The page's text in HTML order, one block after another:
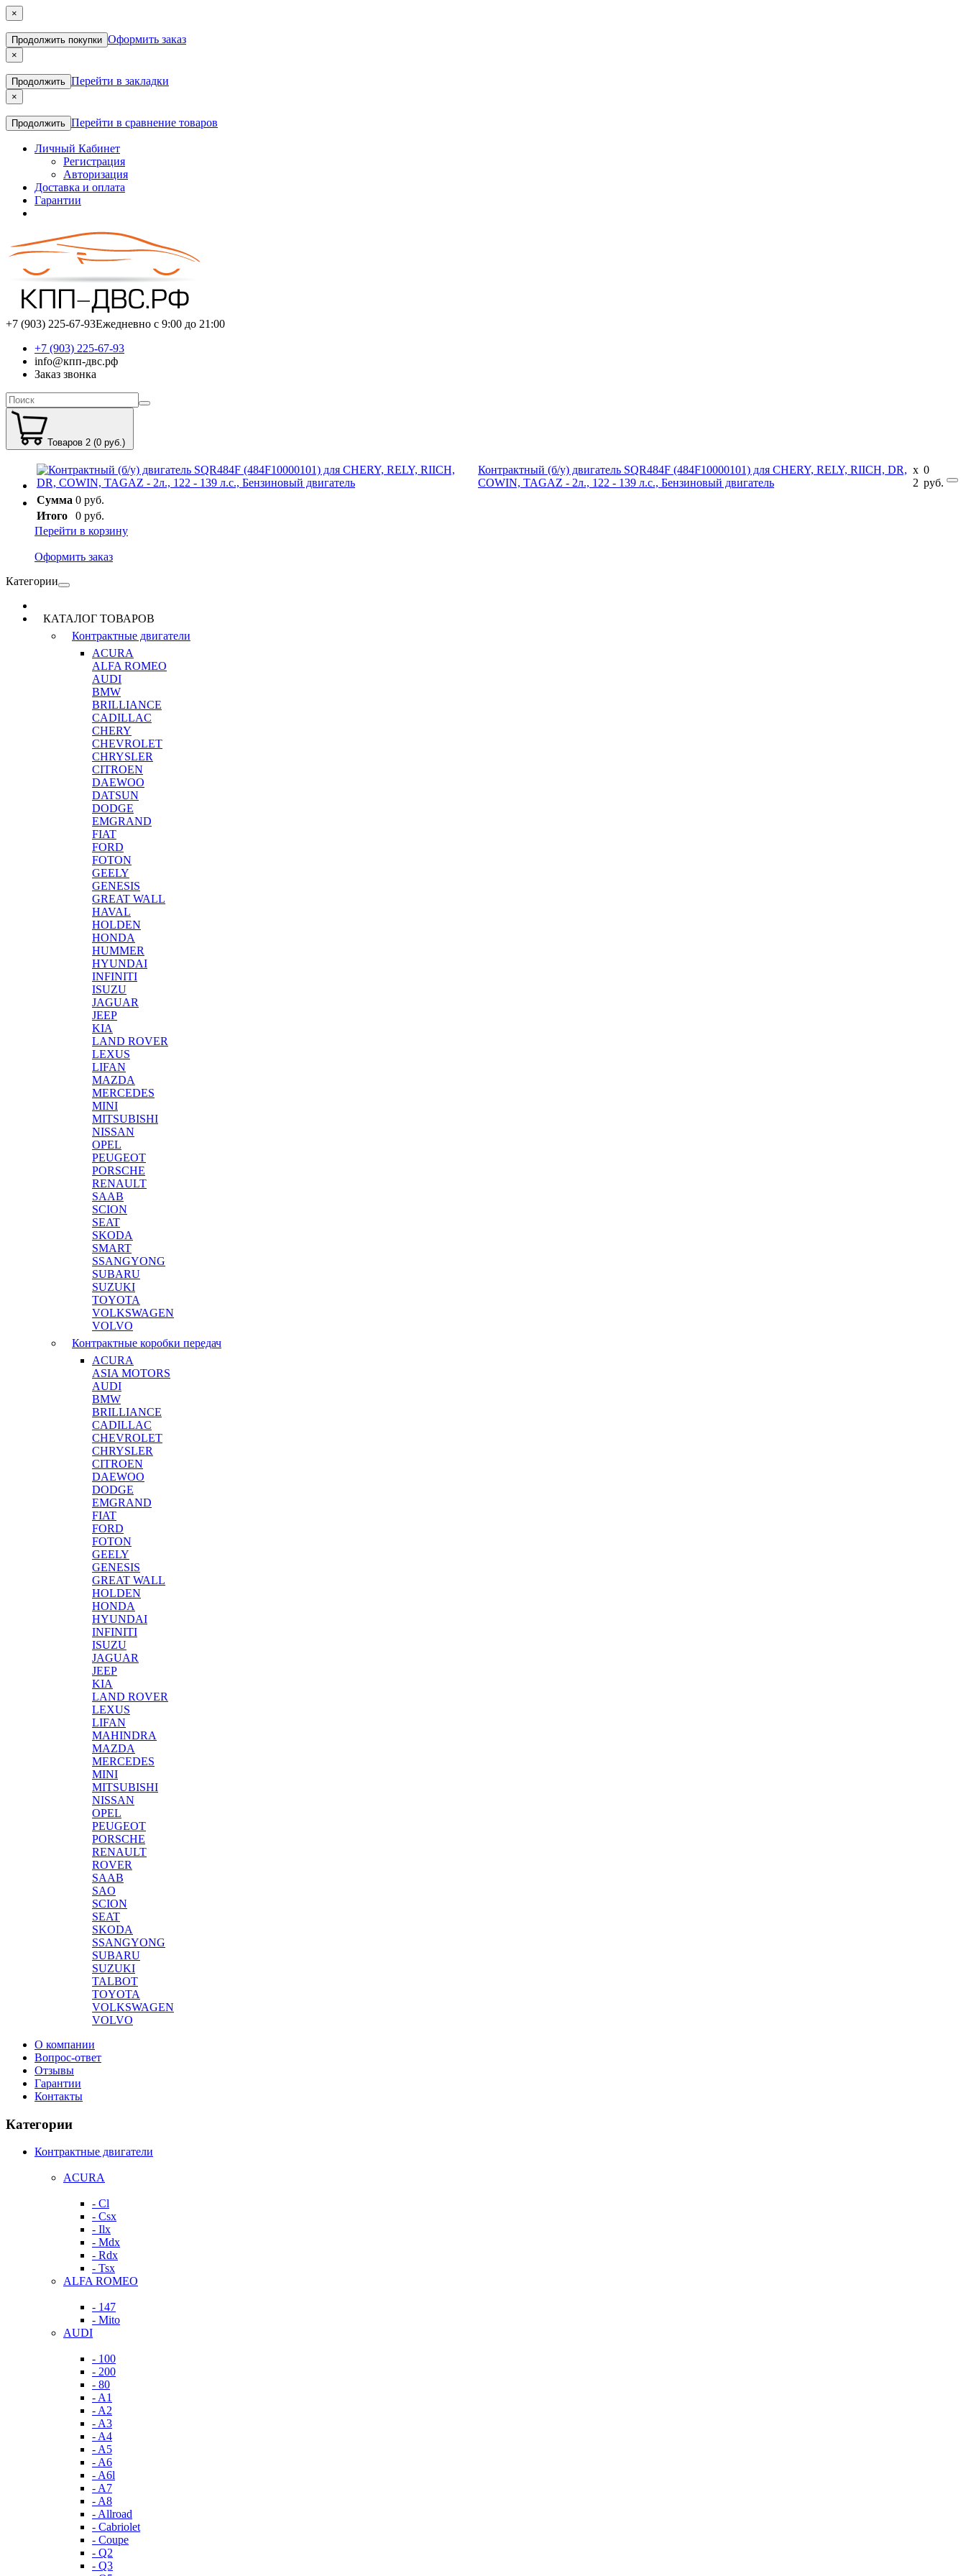
×
Продолжить покупки Оформить заказ
×
Продолжить Перейти в закладки
×
Продолжить Перейти в сравнение товаров
Личный Кабинет
Регистрация
Авторизация
Доставка и оплата
Гарантии
+7 (903) 225-67-93Ежедневно с 9:00 до 21:00
+7 (903) 225-67-93
info@кпп-двс.рф
Заказ звонка
Товаров 2 (0 руб.)
Контрактный (б/у) двигатель SQR484F (484F10000101) для CHERY, RELY, RIICH, DR,
COWIN, TAGAZ - 2л., 122 - 139 л.с., Бензиновый двигатель
x
2
0
руб.
Сумма 0 руб.
Итого
0 руб.
Перейти в корзину
Оформить заказ
Категории
КАТАЛОГ ТОВАРОВ
Контрактные двигатели
ACURA
ALFA ROMEO
AUDI
BMW
BRILLIANCE
CADILLAC
CHERY
CHEVROLET
CHRYSLER
CITROEN
DAEWOO
DATSUN
DODGE
EMGRAND
FIAT
FORD
FOTON
GEELY
GENESIS
GREAT WALL
HAVAL
HOLDEN
HONDA
HUMMER
HYUNDAI
INFINITI
ISUZU
JAGUAR
JEEP
KIA
LAND ROVER
LEXUS
LIFAN
MAZDA
MERCEDES
MINI
MITSUBISHI
NISSAN
OPEL
PEUGEOT
PORSCHE
RENAULT
SAAB
SCION
SEAT
SKODA
SMART
SSANGYONG
SUBARU
SUZUKI
TOYOTA
VOLKSWAGEN
VOLVO
Контрактные коробки передач
ACURA
ASIA MOTORS
AUDI
BMW
BRILLIANCE
CADILLAC
CHEVROLET
CHRYSLER
CITROEN
DAEWOO
DODGE
EMGRAND
FIAT
FORD
FOTON
GEELY
GENESIS
GREAT WALL
HOLDEN
HONDA
HYUNDAI
INFINITI
ISUZU
JAGUAR
JEEP
KIA
LAND ROVER
LEXUS
LIFAN
MAHINDRA
MAZDA
MERCEDES
MINI
MITSUBISHI
NISSAN
OPEL
PEUGEOT
PORSCHE
RENAULT
ROVER
SAAB
SAO
SCION
SEAT
SKODA
SSANGYONG
SUBARU
SUZUKI
TALBOT
TOYOTA
VOLKSWAGEN
VOLVO
О компании
Вопрос-ответ
Отзывы
Гарантии
Контакты
Категории
Контрактные двигатели
ACURA
- Cl
- Csx
- Ilx
- Mdx
- Rdx
- Tsx
ALFA ROMEO
- 147
- Mito
AUDI
- 100
- 200
- 80
- A1
- A2
- A3
- A4
- A5
- A6
- A6l
- A7
- A8
- Allroad
- Cabriolet
- Coupe
- Q2
- Q3